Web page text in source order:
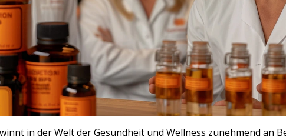
in der Welt der Gesundheit und Wellness zunehmend an